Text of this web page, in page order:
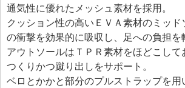
通気性に優れたメッシュ素材を採用。
クッション性の高いＥＶＡ素材のミッ
の衝撃を効果的に吸収し、足への負担を
アウトソールはＴＰＲ素材をほどこして
つくりかつ蹴り出しをサポート。
ベロとかかと部分のプルストラップを用